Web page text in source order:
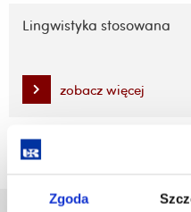
Zgoda
nawigację
treści
Lingwistyka stosowana
zobacz więcej